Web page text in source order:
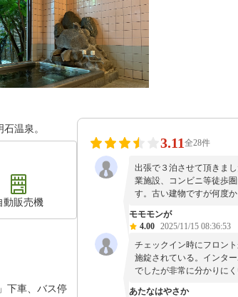
温泉。
動販売機
下車、バス停
3.11 全28件
出張で３泊させて頂きま
業施設、コンビニ等徒歩
す。古い建物ですが何度か
モモモンが
4.00 2025/11/15 08:36:53
チェックイン時にフロン
施錠されている。インタ
でしたが非常に分かりにく
あたなはやさか